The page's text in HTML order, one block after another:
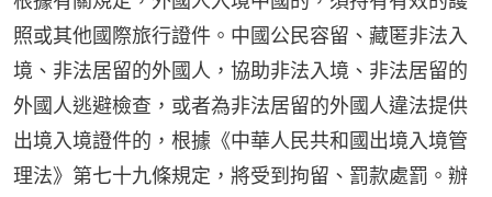
照或其他國際旅行證件。中國公民容留、藏匿非法入
境、非法居留的外國人，協助非法入境、非法居留的
外國人逃避檢查，或者為非法居留的外國人違法提供
出境入境證件的，根據《中華人民共和國出境入境管
理法》第七十九條規定，將受到拘留、罰款處罰。辦